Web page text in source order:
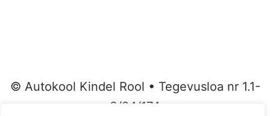
© Autokool Kindel Rool • Tegevusloa nr 1.1-
3/24/174